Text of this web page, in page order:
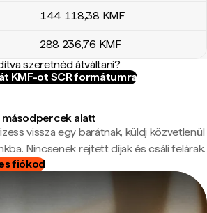
144 118,38 KMF
288 236,76 KMF
szeretnéd átváltani?
KMF-ot SCR formátumra
alatt
vissza egy barátnak, küldj közvetlenül
Nincsenek rejtett díjak és csáli felárak.
fiókod